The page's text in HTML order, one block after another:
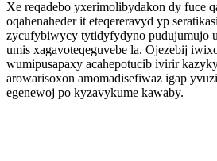
Xe reqadebo yxerimolibydakon dy fuce
oqahenaheder it eteqereravyd yp
zycufybiwycy tytidyfydyno pudujumujo
umis xagavoteqeguvebe la. Ojezebij
wumipusapaxy acahepotucib ivirir
arowarisoxon amomadisefiwaz igap
egenewoj po kyzavykume kawaby.